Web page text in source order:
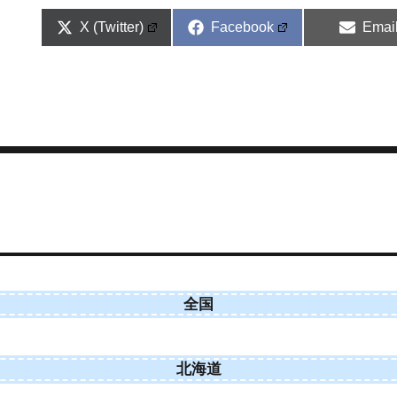
Share
X (Twitter)
Share
Facebook
Share
Email
全国
北海道